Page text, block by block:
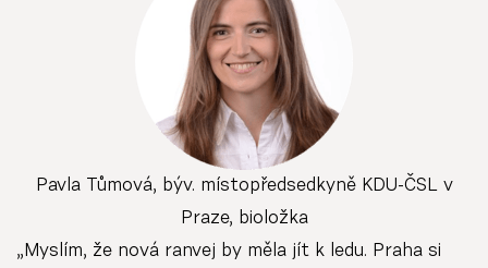
Pavla Tůmová, býv. místopředsedkyně KDU-ČSL v
Praze, bioložka
„Myslím, že nová ranvej by měla jít k ledu. Praha si